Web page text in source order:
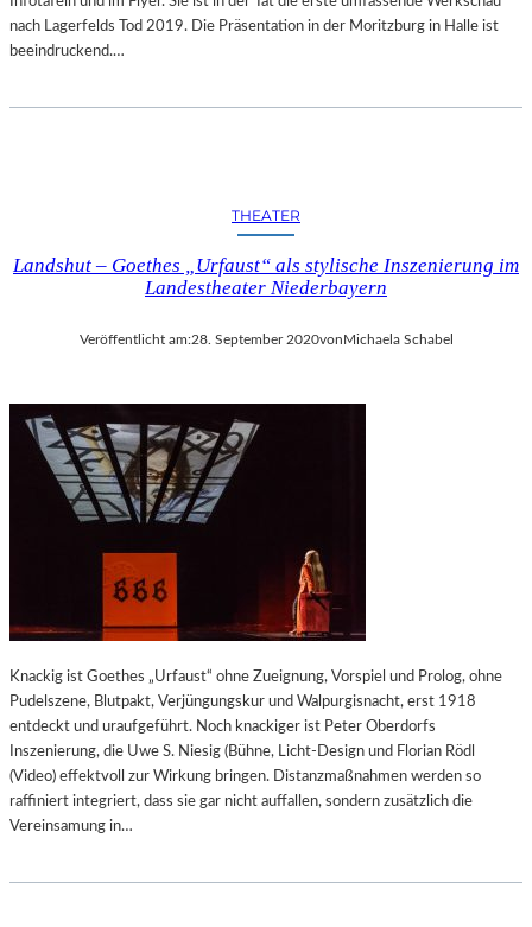
E
-
E
F
G
E
S
C
H
I
C
D
nach Lagerfelds Tod 2019. Die Präsentation in der Moritzburg in Halle ist
beeindruckend.…
THEATER
Landshut – Goethes „Urfaust“ als stylische Inszenierung im
Landestheater Niederbayern
Veröffentlicht am:28. September 2020vonMichaela Schabel
Knackig ist Goethes „Urfaust“ ohne Zueignung, Vorspiel und Prolog, ohne
Pudelszene, Blutpakt, Verjüngungskur und Walpurgisnacht, erst 1918
entdeckt und uraufgeführt. Noch knackiger ist Peter Oberdorfs
Inszenierung, die Uwe S. Niesig (Bühne, Licht-Design und Florian Rödl
(Video) effektvoll zur Wirkung bringen. Distanzmaßnahmen werden so
raffiniert integriert, dass sie gar nicht auffallen, sondern zusätzlich die
Vereinsamung in…